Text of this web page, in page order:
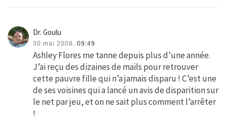
Dr. Goulu
30 mai 2008, 09:49
Ashley Flores me tanne depuis plus d’une année.
J’ai reçu des dizaines de mails pour retrouver
cette pauvre fille qui n’a jamais disparu ! C’est une
de ses voisines qui a lancé un avis de disparition sur
le net par jeu, et on ne sait plus comment l’arrêter
!